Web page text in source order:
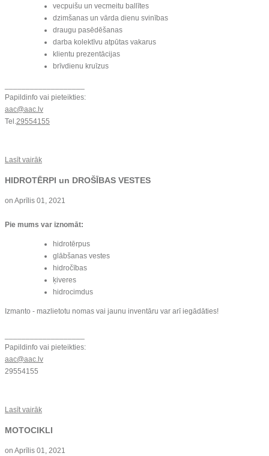
vecpuišu un vecmeitu ballītes
dzimšanas un vārda dienu svinības
draugu pasēdēšanas
darba kolektīvu atpūtas vakarus
klientu prezentācijas
brīvdienu kruīzus
Papildinfo vai pieteikties:
aac@aac.lv
Tel.29554155
Lasīt vairāk
HIDROTĒRPI un DROŠĪBAS VESTES
on Aprīlis 01, 2021
Pie mums var iznomāt:
hidrotērpus
glābšanas vestes
hidročības
ķiveres
hidrocimdus
Izmanto - mazlietotu nomas vai jaunu inventāru var arī iegādāties!
Papildinfo vai pieteikties:
aac@aac.lv
29554155
Lasīt vairāk
MOTOCIKLI
on Aprīlis 01, 2021